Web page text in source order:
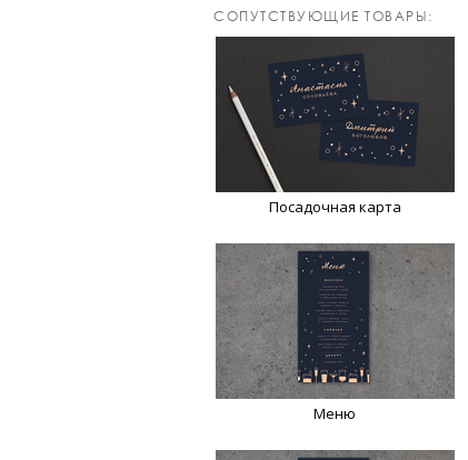
CОПУТСТВУЮЩИЕ ТОВАРЫ:
Посадочная карта
Меню